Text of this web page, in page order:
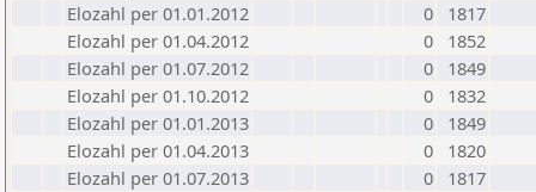
Elozahl per 01.01.2012
0
1817
Elozahl per 01.04.2012
0
1852
Elozahl per 01.07.2012
0
1849
Elozahl per 01.10.2012
0
1832
Elozahl per 01.01.2013
0
1849
Elozahl per 01.04.2013
0
1820
Elozahl per 01.07.2013
0
1817